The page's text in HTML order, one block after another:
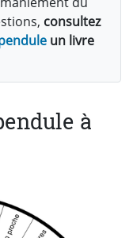
consultez
un livre
à